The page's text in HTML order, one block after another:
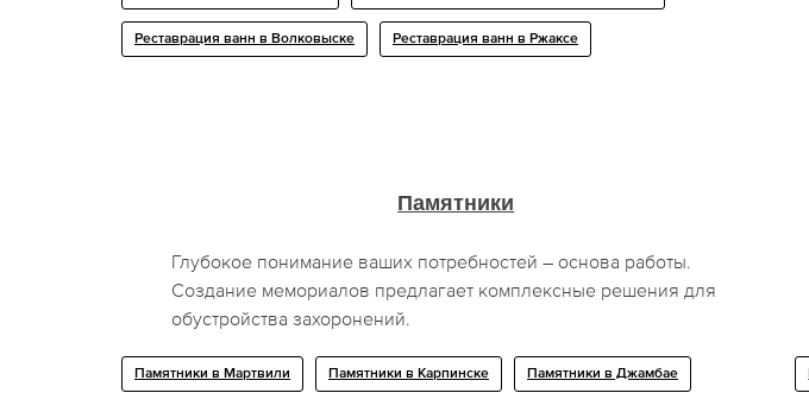
Реставрация ванн в Волковыске Реставрация ванн в Ржаксе
Памятники
Глубокое понимание ваших потребностей – основа работы.
Создание мемориалов предлагает комплексные решения для
обустройства захоронений.
Памятники в Мартвили Памятники в Карпинске Памятники в Джамбае